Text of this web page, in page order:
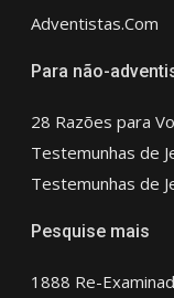
Adventistas.Com
Para não-
28 Razões para
Testemunhas de
Testemunhas de
Pesquise mais
1888 Re-